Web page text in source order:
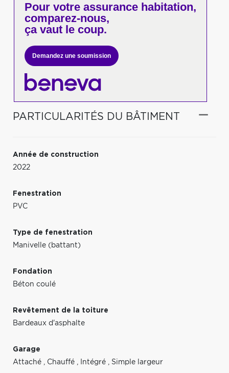
Pour votreassurance habitation,
comparez-nous,
ça vaut le coup.
Demandez une soumission
PARTICULARITÉS DU BÂTIMENT
Année de construction
2022
Fenestration
PVC
Type de fenestration
Manivelle (battant)
Fondation
Béton coulé
Revêtement de la toiture
Bardeaux d'asphalte
Garage
Attaché , Chauffé , Intégré , Simple largeur